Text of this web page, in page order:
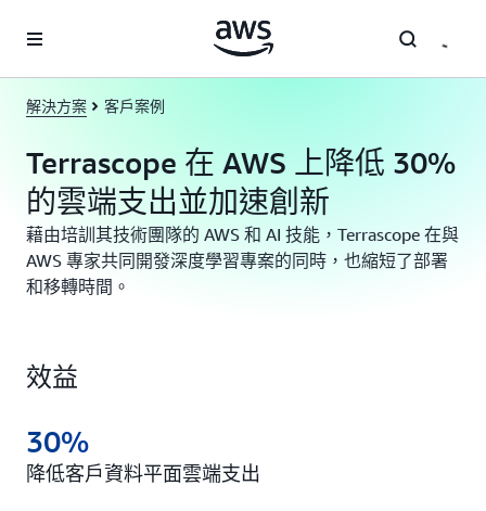
解決方案 客戶案例
Terrascope 在 AWS 上降低 30%
的雲端支出並加速創新
藉由培訓其技術團隊的 AWS 和 AI 技能，Terrascope 在與
AWS 專家共同開發深度學習專案的同時，也縮短了部署
和移轉時間。
效益
降低客戶資料平面雲端支出
30%